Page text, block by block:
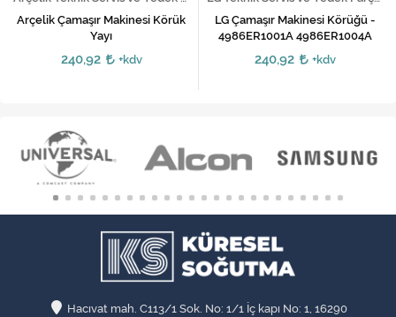
Arçelik Çamaşır Makinesi Körük
Yayı
240,92 +kdv
LG Çamaşır Makinesi Körüğü -
4986ER1001A 4986ER1004A
240,92 +kdv
Hacıvat mah. C113/1 Sok. No: 1/1 İç kapı No: 1, 16290